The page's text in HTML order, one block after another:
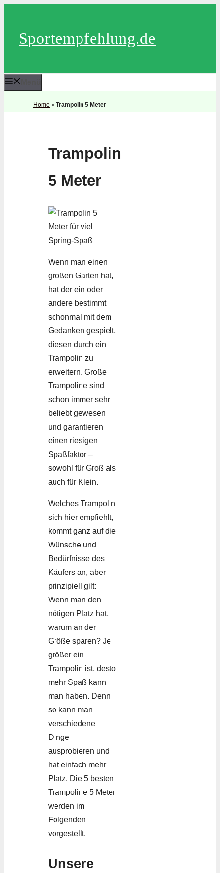
springen
Sportempfehlung.de
Home » Trampolin 5 Meter
Trampolin
5 Meter
Wenn man einen
großen Garten hat,
hat der ein oder
andere bestimmt
schonmal mit dem
Gedanken gespielt,
diesen durch ein
Trampolin zu
erweitern. Große
Trampoline sind
schon immer sehr
beliebt gewesen
und garantieren
einen riesigen
Spaßfaktor –
sowohl für Groß als
auch für Klein.
Welches Trampolin
sich hier empfiehlt,
kommt ganz auf die
Wünsche und
Bedürfnisse des
Käufers an, aber
prinzipiell gilt:
Wenn man den
nötigen Platz hat,
warum an der
Größe sparen? Je
größer ein
Trampolin ist, desto
mehr Spaß kann
man haben. Denn
so kann man
verschiedene
Dinge
ausprobieren und
hat einfach mehr
Platz. Die 5 besten
Trampoline 5 Meter
werden im
Folgenden
vorgestellt.
Unsere